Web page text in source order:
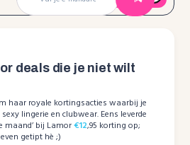
deals die je niet wilt
haar royale kortingsacties waarbij je
lingerie en clubwear. Eens leverde
maand’ bij Lamor€12,95 korting op;
getipt hè ;)